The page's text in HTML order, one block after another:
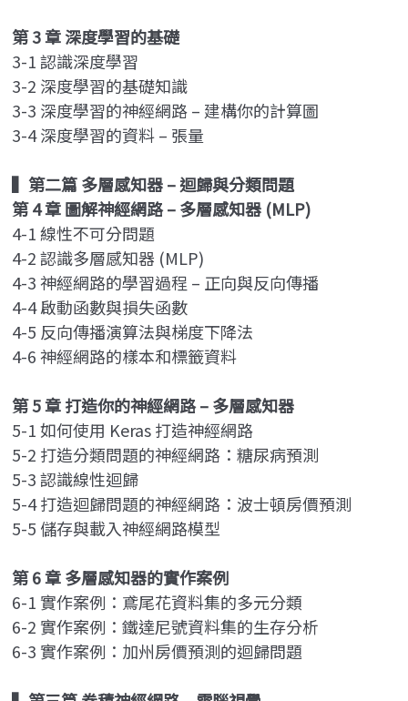
第 3 章 深度學習的基礎
3-1 認識深度學習
3-2 深度學習的基礎知識
3-3 深度學習的神經網路 – 建構你的計算圖
3-4 深度學習的資料 – 張量
▍ 第二篇 多層感知器 – 迴歸與分類問題
第 4 章 圖解神經網路 – 多層感知器 (MLP)
4-1 線性不可分問題
4-2 認識多層感知器 (MLP)
4-3 神經網路的學習過程 – 正向與反向傳播
4-4 啟動函數與損失函數
4-5 反向傳播演算法與梯度下降法
4-6 神經網路的樣本和標籤資料
第 5 章 打造你的神經網路 – 多層感知器
5-1 如何使用 Keras 打造神經網路
5-2 打造分類問題的神經網路：糖尿病預測
5-3 認識線性迴歸
5-4 打造迴歸問題的神經網路：波士頓房價預測
5-5 儲存與載入神經網路模型
第 6 章 多層感知器的實作案例
6-1 實作案例：鳶尾花資料集的多元分類
6-2 實作案例：鐵達尼號資料集的生存分析
6-3 實作案例：加州房價預測的迴歸問題